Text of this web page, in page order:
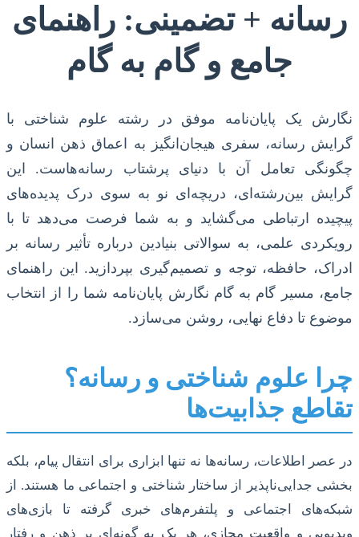
رسانه + تضمینی: راهنمای
جامع و گام به گام
نگارش یک پایان‌نامه موفق در رشته علوم شناختی با
گرایش رسانه، سفری هیجان‌انگیز به اعماق ذهن انسان و
چگونگی تعامل آن با دنیای پرشتاب رسانه‌هاست. این
گرایش بین‌رشته‌ای، دریچه‌ای نو به سوی درک پدیده‌های
پیچیده ارتباطی می‌گشاید و به شما فرصت می‌دهد تا با
رویکردی علمی، به سوالاتی بنیادین درباره تأثیر رسانه بر
ادراک، حافظه، توجه و تصمیم‌گیری بپردازید. این راهنمای
جامع، مسیر گام به گام نگارش پایان‌نامه شما را از انتخاب
موضوع تا دفاع نهایی، روشن می‌سازد.
چرا علوم شناختی و رسانه؟
تقاطع جذابیت‌ها
در عصر اطلاعات، رسانه‌ها نه تنها ابزاری برای انتقال پیام، بلکه
بخشی جدایی‌ناپذیر از ساختار شناختی و اجتماعی ما هستند. از
شبکه‌های اجتماعی و پلتفرم‌های خبری گرفته تا بازی‌های
ویدیویی و واقعیت مجازی، هر یک به گونه‌ای بر ذهن و رفتار